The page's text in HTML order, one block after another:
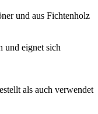
und aus Fichtenholz
und eignet sich
als auch verwendet